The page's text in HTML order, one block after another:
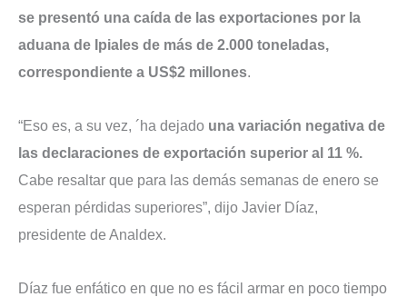
se presentó una caída de las exportaciones por la
aduana de Ipiales de más de 2.000 toneladas,
correspondiente a US$2 millones.
“Eso es, a su vez, ´ha dejado una variación negativa de
las declaraciones de exportación superior al 11 %.
Cabe resaltar que para las demás semanas de enero se
esperan pérdidas superiores”, dijo Javier Díaz,
presidente de Analdex.
Díaz fue enfático en que no es fácil armar en poco tiempo